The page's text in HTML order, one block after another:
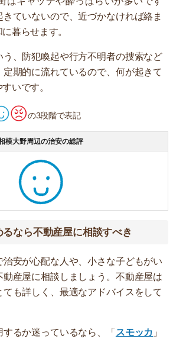
ていないので、近づかなければ絡ま
暮らせます。
う、防犯喚起や行方不明者の捜索など
期的に流れているので、何が起きて
いです。
の3段階で表記
模大野周辺の治安の総評
なら不動産屋に相談すべき
安が心配な人や、小さな子どもがい
動産屋に相談しましょう。不動産屋は
も詳しく、最適なアドバイスをして
るか迷っているなら、「 スモッカ 」